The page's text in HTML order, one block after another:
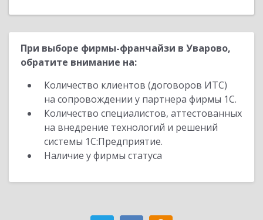
При выборе фирмы-франчайзи в Уварово,
обратите внимание на:
Количество клиентов (договоров ИТС)
на сопровождении у партнера фирмы 1С.
Количество специалистов, аттестованных
на внедрение технологий и решений
системы 1С:Предприятие.
Наличие у фирмы статуса